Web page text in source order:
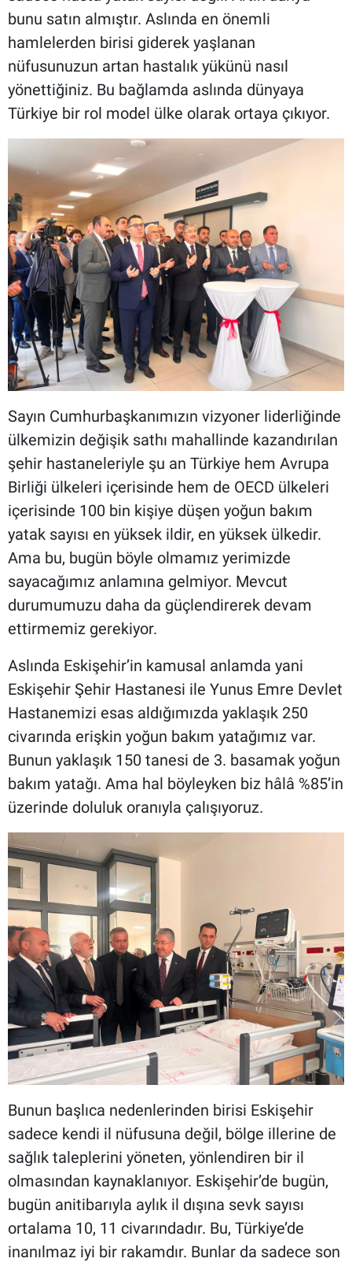
bunu satın almıştır. Aslında en önemli
hamlelerden birisi giderek yaşlanan
nüfusunuzun artan hastalık yükünü nasıl
yönettiğiniz. Bu bağlamda aslında dünyaya
Türkiye bir rol model ülke olarak ortaya çıkıyor.
Sayın Cumhurbaşkanımızın vizyoner liderliğinde
ülkemizin değişik sathı mahallinde kazandırılan
şehir hastaneleriyle şu an Türkiye hem Avrupa
Birliği ülkeleri içerisinde hem de OECD ülkeleri
içerisinde 100 bin kişiye düşen yoğun bakım
yatak sayısı en yüksek ildir, en yüksek ülkedir.
Ama bu, bugün böyle olmamız yerimizde
sayacağımız anlamına gelmiyor. Mevcut
durumumuzu daha da güçlendirerek devam
ettirmemiz gerekiyor.
Aslında Eskişehir’in kamusal anlamda yani
Eskişehir Şehir Hastanesi ile Yunus Emre Devlet
Hastanemizi esas aldığımızda yaklaşık 250
civarında erişkin yoğun bakım yatağımız var.
Bunun yaklaşık 150 tanesi de 3. basamak yoğun
bakım yatağı. Ama hal böyleyken biz hâlâ %85’in
üzerinde doluluk oranıyla çalışıyoruz.
Bunun başlıca nedenlerinden birisi Eskişehir
sadece kendi il nüfusuna değil, bölge illerine de
sağlık taleplerini yöneten, yönlendiren bir il
olmasından kaynaklanıyor. Eskişehir’de bugün,
bugün anitibarıyla aylık il dışına sevk sayısı
ortalama 10, 11 civarındadır. Bu, Türkiye’de
inanılmaz iyi bir rakamdır. Bunlar da sadece son